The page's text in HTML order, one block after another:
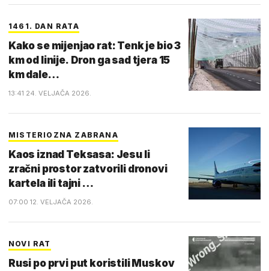
1461. DAN RATA
Kako se mijenjao rat: Tenk je bio 3
km od linije. Dron ga sad tjera 15
km dale…
13:41 24. VELJAČA 2026.
MISTERIOZNA ZABRANA
Kaos iznad Teksasa: Jesu li
zračni prostor zatvorili dronovi
kartela ili tajni …
07:00 12. VELJAČA 2026.
NOVI RAT
Rusi po prvi put koristili Muskov